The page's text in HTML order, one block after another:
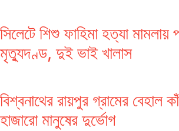
সিলেটে শিশু ফাহিমা হত্যা
মৃত্যুদণ্ড, দুই ভাই খালাস
বিশ্বনাথের রায়পুর গ্রামের বেহাল
হাজারো মানুষের দুর্ভোগ